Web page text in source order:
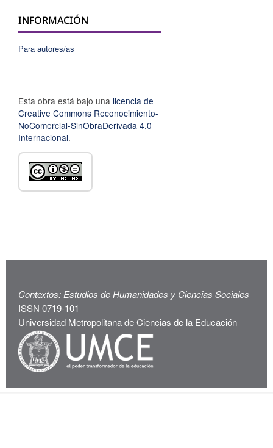
INFORMACIÓN
Para autores/as
Esta obra está bajo una licencia de
Creative Commons Reconocimiento-
NoComercial-SinObraDerivada 4.0
Internacional.
Contextos: Estudios de Humanidades y Ciencias Sociales
ISSN 0719-101
Universidad Metropolitana de Ciencias de la Educación